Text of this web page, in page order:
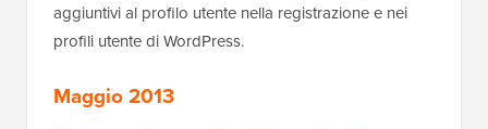
aggiuntivi al profilo utente nella registrazione e nei
profili utente di WordPress.
Maggio 2013